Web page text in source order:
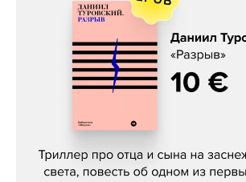
Даниил Туровский,